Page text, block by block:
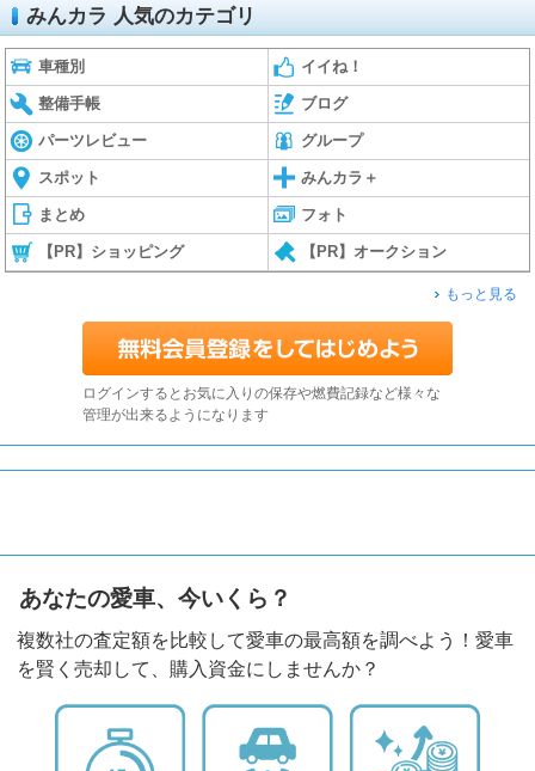
みんカラ 人気のカテゴリ
車種別 イイね！
整備手帳 ブログ
パーツレビュー グループ
スポット みんカラ＋
まとめ フォト
【PR】ショッピング 【PR】オークション
もっと見る
ログインするとお気に入りの保存や燃費記録など様々な
管理が出来るようになります
あなたの愛車、今いくら？
複数社の査定額を比較して愛車の最高額を調べよう！愛車
を賢く売却して、購入資金にしませんか？